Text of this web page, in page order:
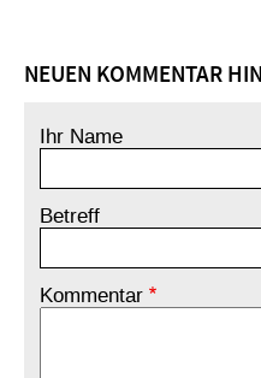
NEUEN KOMMENTAR
Ihr Name
Betreff
Kommentar